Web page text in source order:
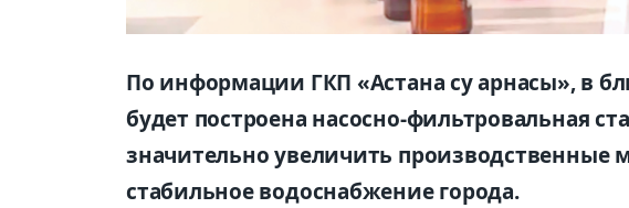
По информации ГКП «Астана су арнасы», в
будет построена насосно-фильтровальная
значительно увеличить
стабильное водоснабжение города.